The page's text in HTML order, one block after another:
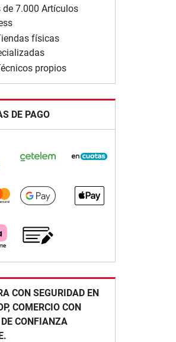
de 7.000 Artículos
físicas
propios
DE PAGO
CON SEGURIDAD EN
COMERCIO CON
CONFIANZA